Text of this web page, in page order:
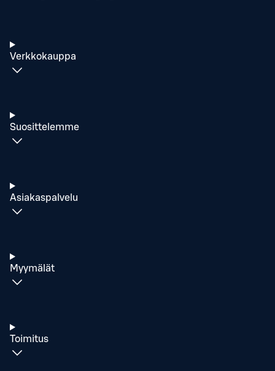
Verkkokauppa
Suosittelemme
Asiakaspalvelu
Myymälät
Toimitus